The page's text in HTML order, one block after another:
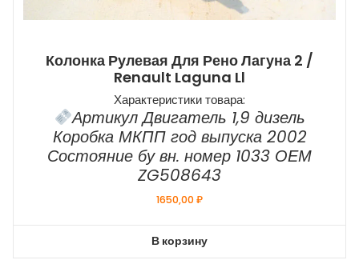
Колонка Рулевая Для Рено Лагуна 2 /
Renault Laguna Ll
Характеристики товара:
Артикул Двигатель 1,9 дизель
Коробка МКПП год выпуска 2002
Состояние бу вн. номер 1033 ОЕМ
ZG508643
1650,00₽
В корзину